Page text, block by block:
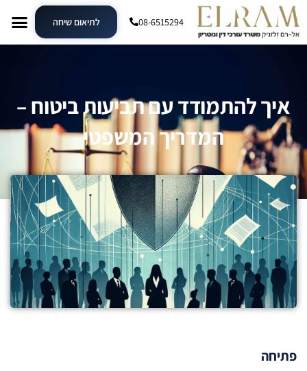
08-6515294 לתיאום שיחה
איך להתמודד עם תביעות ביטוח –
המדריך המשפטי
פתיחה